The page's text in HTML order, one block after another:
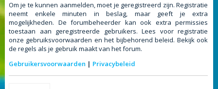
Om je te kunnen aanmelden, moet je geregistreerd zijn. Registratie
neemt enkele minuten in beslag, maar geeft je extra
mogelijkheden. De forumbeheerder kan ook extra permissies
toestaan aan geregistreerde gebruikers. Lees voor registratie
onze gebruiksvoorwaarden en het bijbehorend beleid. Bekijk ook
de regels als je gebruik maakt van het forum.
Gebruikersvoorwaarden | Privacybeleid